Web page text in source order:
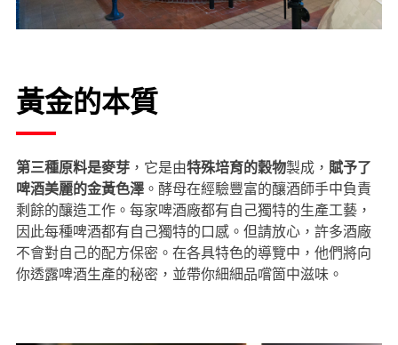
黃金的本質
第三種原料是麥芽 ，它是由特殊培育的穀物製成， 賦予了
啤酒美麗的金黃色澤 。酵母在經驗豐富的釀酒師手中負責
剩餘的釀造工作。每家啤酒廠都有自己獨特的生產工藝，
因此每種啤酒都有自己獨特的口感。但請放心，許多酒廠
不會對自己的配方保密。在各具特色的導覽中，他們將向
你透露啤酒生產的秘密，並帶你細細品嚐箇中滋味。